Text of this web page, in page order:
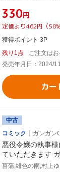
¥330円
定価より462円（
獲得ポイント 3P
残り1点
ご注文は
発売年月日：2024/
カー
中古
コミック
ガンガン
悪役令嬢の執事
ていただきます
菖蒲,緋色の雨,村上